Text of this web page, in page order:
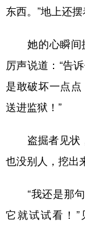
东西。”地上还
她的心瞬间
厉声说道：“告
是敢破坏一点
送进监狱！”
盗掘者见状，
也没别人，挖出
“我还是那句
它就试试看！